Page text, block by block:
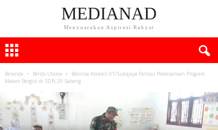
MEDIANAD
Menyuarakan Aspirasi Rakyat
Beranda Berita Utama
Babinsa Koramil 01/Sukajaya Pantau Pelaksanaan Program
Makan Bergizi di SDN 20 Sabang